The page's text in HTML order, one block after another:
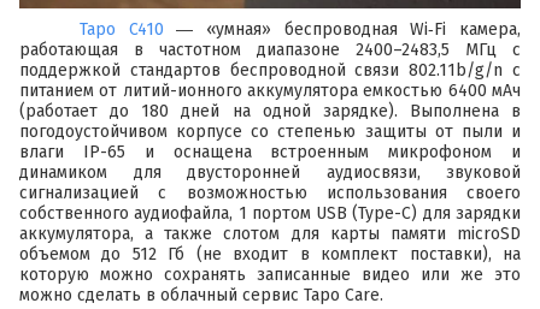
Tapo C410 ― «умная» беспроводная Wi‑Fi камера,
работающая в частотном диапазоне 2400–2483,5 МГц с
поддержкой стандартов беспроводной связи 802.11b/g/n с
питанием от литий-ионного аккумулятора емкостью 6400 мАч
(работает до 180 дней на одной зарядке). Выполнена в
погодоустойчивом корпусе со степенью защиты от пыли и
влаги IP-65 и оснащена встроенным микрофоном и
динамиком для двусторонней аудиосвязи, звуковой
сигнализацией с возможностью использования своего
собственного аудиофайла, 1 портом USB (Type-C) для зарядки
аккумулятора, а также слотом для карты памяти microSD
объемом до 512 Гб (не входит в комплект поставки), на
которую можно сохранять записанные видео или же это
можно сделать в облачный сервис Tapo Care.